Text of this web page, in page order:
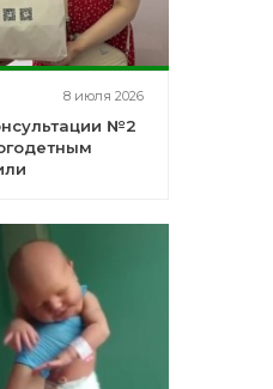
8 июля 2026
№2